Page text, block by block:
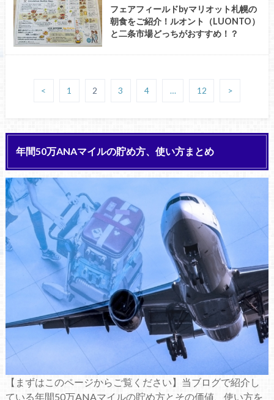
フェアフィールドbyマリオット札幌の
朝食をご紹介！ルオント（LUONTO）
と二条市場どっちがおすすめ！？
< 1 2 3 4 … 12 >
年間50万ANAマイルの貯め方、使い方まとめ
【まずはこのページからご覧ください】当ブログで紹介し
ている年間50万ANAマイルの貯め方とその価値、使い方を